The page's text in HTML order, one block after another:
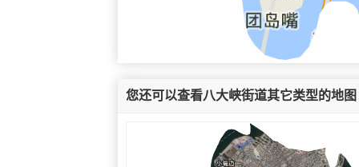
您还可以查看八大峡街道其它类型的地图